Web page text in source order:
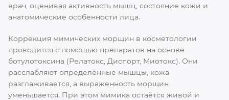
врач, оценивая активность мышц, состояние кожи и
анатомические особенности лица.
Коррекция мимических морщин в косметологии
проводится с помощью препаратов на основе
ботулотоксина (Релатокс, Диспорт, Миотокс). Они
расслабляют определённые мышцы, кожа
разглаживается, а выраженность морщин
уменьшается. При этом мимика остаётся живой и